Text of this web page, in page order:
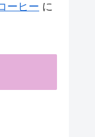
ーヒー に